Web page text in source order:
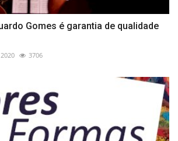
Gomes é garantia de qualidade
3706